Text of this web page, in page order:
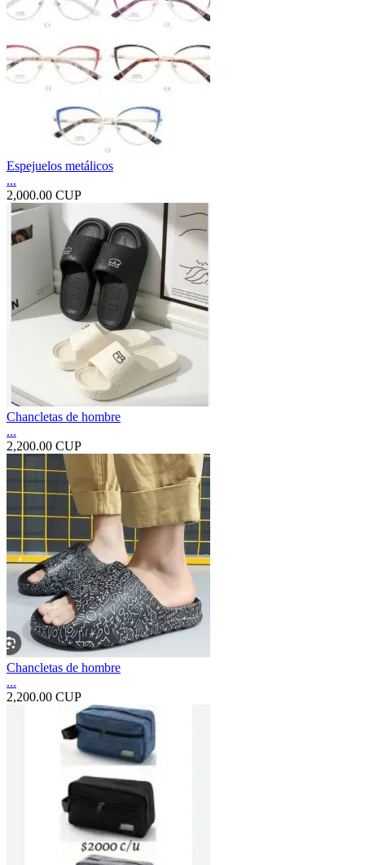
Espejuelos metálicos
...
2,000.00 CUP
Chancletas de hombre
...
2,200.00 CUP
Chancletas de hombre
...
2,200.00 CUP